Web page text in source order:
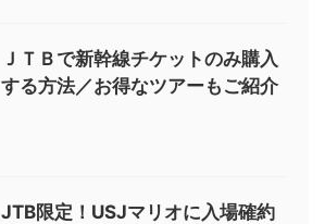
ＪＴＢで新幹線チケットのみ購入
する方法／お得なツアーもご紹介
JTB限定！USJマリオに入場確約